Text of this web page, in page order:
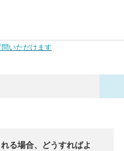
いただけます
る場合、どうすればよ